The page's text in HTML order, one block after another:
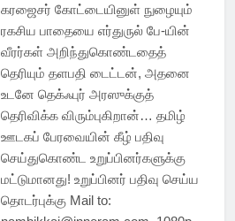
கரஜைசர் கோட்டையினுள் நுழையும்
ரகசிய பாதையை எர்துருல் பே-யின்
வீரர்கள் அறிந்துகொண்டதைத்
தெரியும் தளபதி டைட்டன், அதனை
உடனே தெக்ஃபுர் அரஸுக்குத்
தெரிவிக்க விரும்புகிறான்… தமிழ்
ஊடகப் பேரவையின் கீழ் பதிவு
செய்துகொண்ட உறுப்பினர்களுக்கு
மட்டுமானது! உறுப்பினர் பதிவு செய்ய
தொடர்புக்கு Mail to: